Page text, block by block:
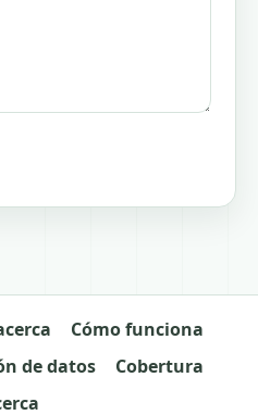
Cómo funciona
de datos
Cobertura